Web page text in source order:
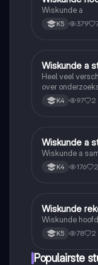
Wiskunde a
K5 379
Wiskunde A
Wiskunde a
Heel veel
over
K4 97 2
Wiskunde A
Wiskunde a
Wiskunde a
K4 176 2
Wiskunde A
Wiskunde
Wiskunde
K5 78 2
Populairste